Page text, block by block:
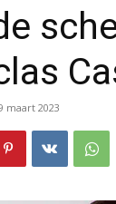
maart 2023